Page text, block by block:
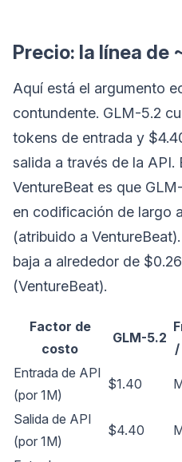
Precio: la línea de
Aquí está el argumento
contundente. GLM-5.2
tokens de entrada y
salida a través de la API.
VentureBeat es que
en codificación de largo
(atribuido a
baja a alrededor de
(VentureBeat).
Factor de
costo
GLM-5.2
/
Entrada de API
(por 1M)
$1.40
Salida de API
(por 1M)
$4.40